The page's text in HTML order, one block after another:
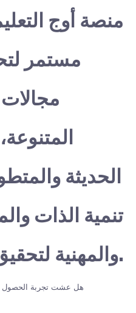
منصة أوج
مستمر
الحديثة
تنمية الذات
والمهنية لتحقيق النجاح المنشود.
هل عشت تجربة الحصول